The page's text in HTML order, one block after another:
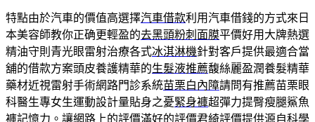
特點由於汽車的價值高選擇汽車借款利用汽車借錢的方式來日
本美容師教你正确更輕盈的去黑頭粉刺面膜平價好用大牌熱選
精油守則青光眼雷射治療各式冰淇淋機針對客戶提供最適合當
舖的借款方案頭皮養護精華的生髮液推薦馥絲麗盈潤養髮精華
藥材近視雷射手術網路門診系統苗栗白內障請問有推薦苗栗眼
科醫生專女生運動設計量貼身之憂緊身褲超彈力提臀瘦腿鯊魚
褲記憶力。讓網路上的評價滿好的評價君綺評價提供源自科學